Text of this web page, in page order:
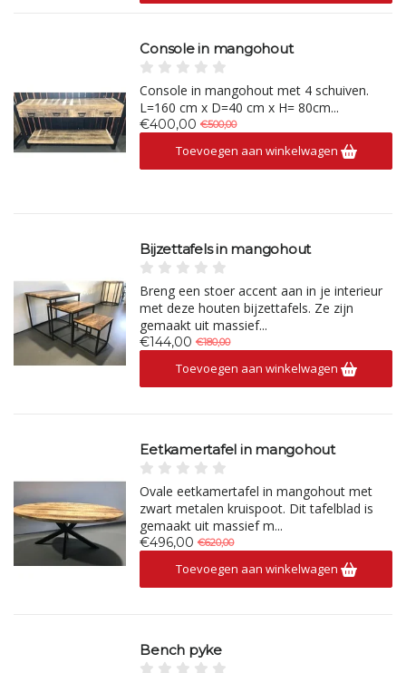
Console in mangohout
Console in mangohout met 4 schuiven.
L=160 cm x D=40 cm x H= 80cm...
€400,00 €500,00
Toevoegen aan winkelwagen
Bijzettafels in mangohout
Breng een stoer accent aan in je interieur
met deze houten bijzettafels. Ze zijn
gemaakt uit massief...
€144,00 €180,00
Toevoegen aan winkelwagen
Eetkamertafel in mangohout
Ovale eetkamertafel in mangohout met
zwart metalen kruispoot. Dit tafelblad is
gemaakt uit massief m...
€496,00 €620,00
Toevoegen aan winkelwagen
Bench pyke